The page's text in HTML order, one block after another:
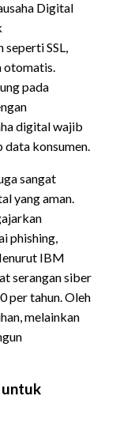
Digital
SSL,
pada
digital wajib
konsumen.
sangat
yang aman.
phishing,
IBM
serangan siber
per tahun. Oleh
melainkan